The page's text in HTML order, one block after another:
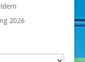
2026